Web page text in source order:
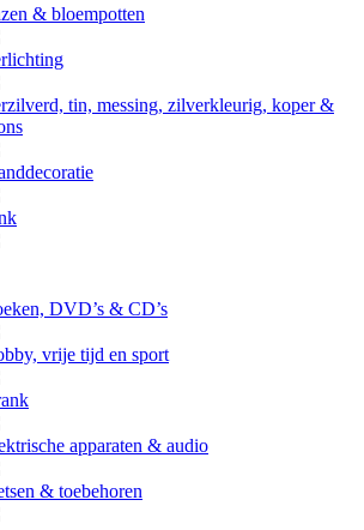
& bloempotten
tin, messing, zilverkleurig, koper &
DVD’s & CD’s
vrije tijd en sport
apparaten & audio
& toebehoren